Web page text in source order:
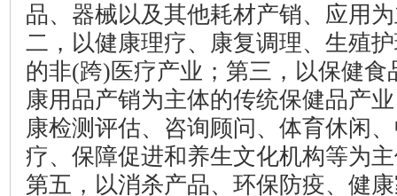
品、器械以及其他耗材产销、应用
二，以健康理疗、康复调理、生殖
的非(跨) 医疗产业；第三，以保健
康用品产销为主体的传统保健品产
康检测评估、咨询顾问、体育休闲
疗、保障促进和养生文化机构等为
第五，以消杀产品、环保防疫、健